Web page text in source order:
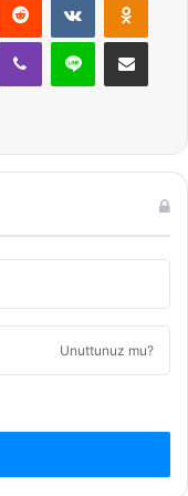
Viber Line E-Posta ile
Unuttunuz mu?